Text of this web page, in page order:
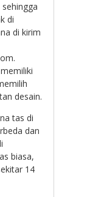
di
di kirim
desain.
tas di
dan
biasa,
14